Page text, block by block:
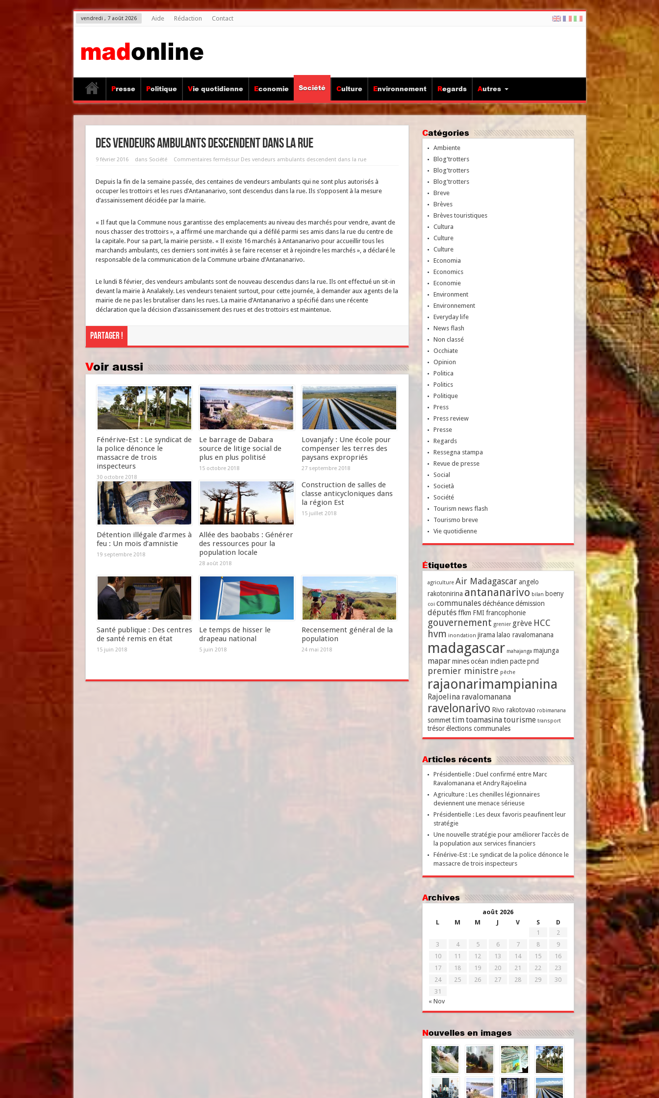
vendredi , 7 août 2026 Aide Rédaction Contact
Presse Politique Vie quotidienne Economie Société Culture Environnement Regards Autres
Des vendeurs ambulants descendent dans la rue
9 février 2016 dans Société Commentaires ferméssur Des vendeurs ambulants descendent dans la rue
Depuis la fin de la semaine passée, des centaines de vendeurs ambulants qui ne sont plus autorisés à
occuper les trottoirs et les rues d’Antananarivo, sont descendus dans la rue. Ils s’opposent à la mesure
d’assainissement décidée par la mairie.
« Il faut que la Commune nous garantisse des emplacements au niveau des marchés pour vendre, avant de
nous chasser des trottoirs », a affirmé une marchande qui a défilé parmi ses amis dans la rue du centre de
la capitale. Pour sa part, la mairie persiste. « Il existe 16 marchés à Antananarivo pour accueillir tous les
marchands ambulants, ces derniers sont invités à se faire recenser et à rejoindre les marchés », a déclaré le
responsable de la communication de la Commune urbaine d’Antananarivo.
Le lundi 8 février, des vendeurs ambulants sont de nouveau descendus dans la rue. Ils ont effectué un sit-in
devant la mairie à Analakely. Les vendeurs tenaient surtout, pour cette journée, à demander aux agents de la
mairie de ne pas les brutaliser dans les rues. La mairie d’Antananarivo a spécifié dans une récente
déclaration que la décision d’assainissement des rues et des trottoirs est maintenue.
Partager !
Voir aussi
Fénérive-Est : Le syndicat de
la police dénonce le
massacre de trois
inspecteurs
30 octobre 2018
Le barrage de Dabara
source de litige social de
plus en plus politisé
15 octobre 2018
Lovanjafy : Une école pour
compenser les terres des
paysans expropriés
27 septembre 2018
Détention illégale d’armes à
feu : Un mois d’amnistie
19 septembre 2018
Allée des baobabs : Générer
des ressources pour la
population locale
28 août 2018
Construction de salles de
classe anticycloniques dans
la région Est
15 juillet 2018
Santé publique : Des centres
de santé remis en état
15 juin 2018
Le temps de hisser le
drapeau national
5 juin 2018
Recensement général de la
population
24 mai 2018
Catégories
Ambiente
Blog'trotters
Blog'trotters
Blog'trotters
Breve
Brèves
Brèves touristiques
Cultura
Culture
Culture
Economia
Economics
Economie
Environment
Environnement
Everyday life
News flash
Non classé
Occhiate
Opinion
Politica
Politics
Politique
Press
Press review
Presse
Regards
Ressegna stampa
Revue de presse
Social
Società
Société
Tourism news flash
Tourismo breve
Vie quotidienne
Étiquettes
agriculture Air Madagascar angelo
rakotonirina antananarivo bilan boeny
coi communales déchéance démission
députés ffkm FMI francophonie
gouvernement grenier grève HCC
hvm inondation jirama lalao ravalomanana
madagascar mahajanga majunga
mapar mines océan indien pacte pnd
premier ministre pêche
rajaonarimampianina
Rajoelina ravalomanana
ravelonarivo Rivo rakotovao robimanana
sommet timtoamasinatourisme transport
trésor élections communales
Articles récents
Présidentielle : Duel confirmé entre Marc
Ravalomanana et Andry Rajoelina
Agriculture : Les chenilles légionnaires
deviennent une menace sérieuse
Présidentielle : Les deux favoris peaufinent leur
stratégie
Une nouvelle stratégie pour améliorer l’accès de
la population aux services financiers
Fénérive-Est : Le syndicat de la police dénonce le
massacre de trois inspecteurs
Archives
août 2026
L
M M J V S D
« Nov
1
2
3
4 5 6 7 8
9
10
11 12 13 14 15
16
17
18 19 20 21 22
23
24
25 26 27 28 29
30
31
Nouvelles en images